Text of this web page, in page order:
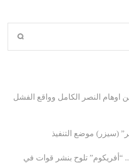
اوهام النصر الكامل وواقع الفشل
(سيزر) موضع التنفيذ
“أفريكوم” تلوح بنشر قوات في